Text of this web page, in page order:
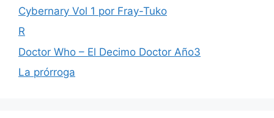
Cybernary Vol 1 por Fray-Tuko
R
Doctor Who – El Decimo Doctor Año3
La prórroga